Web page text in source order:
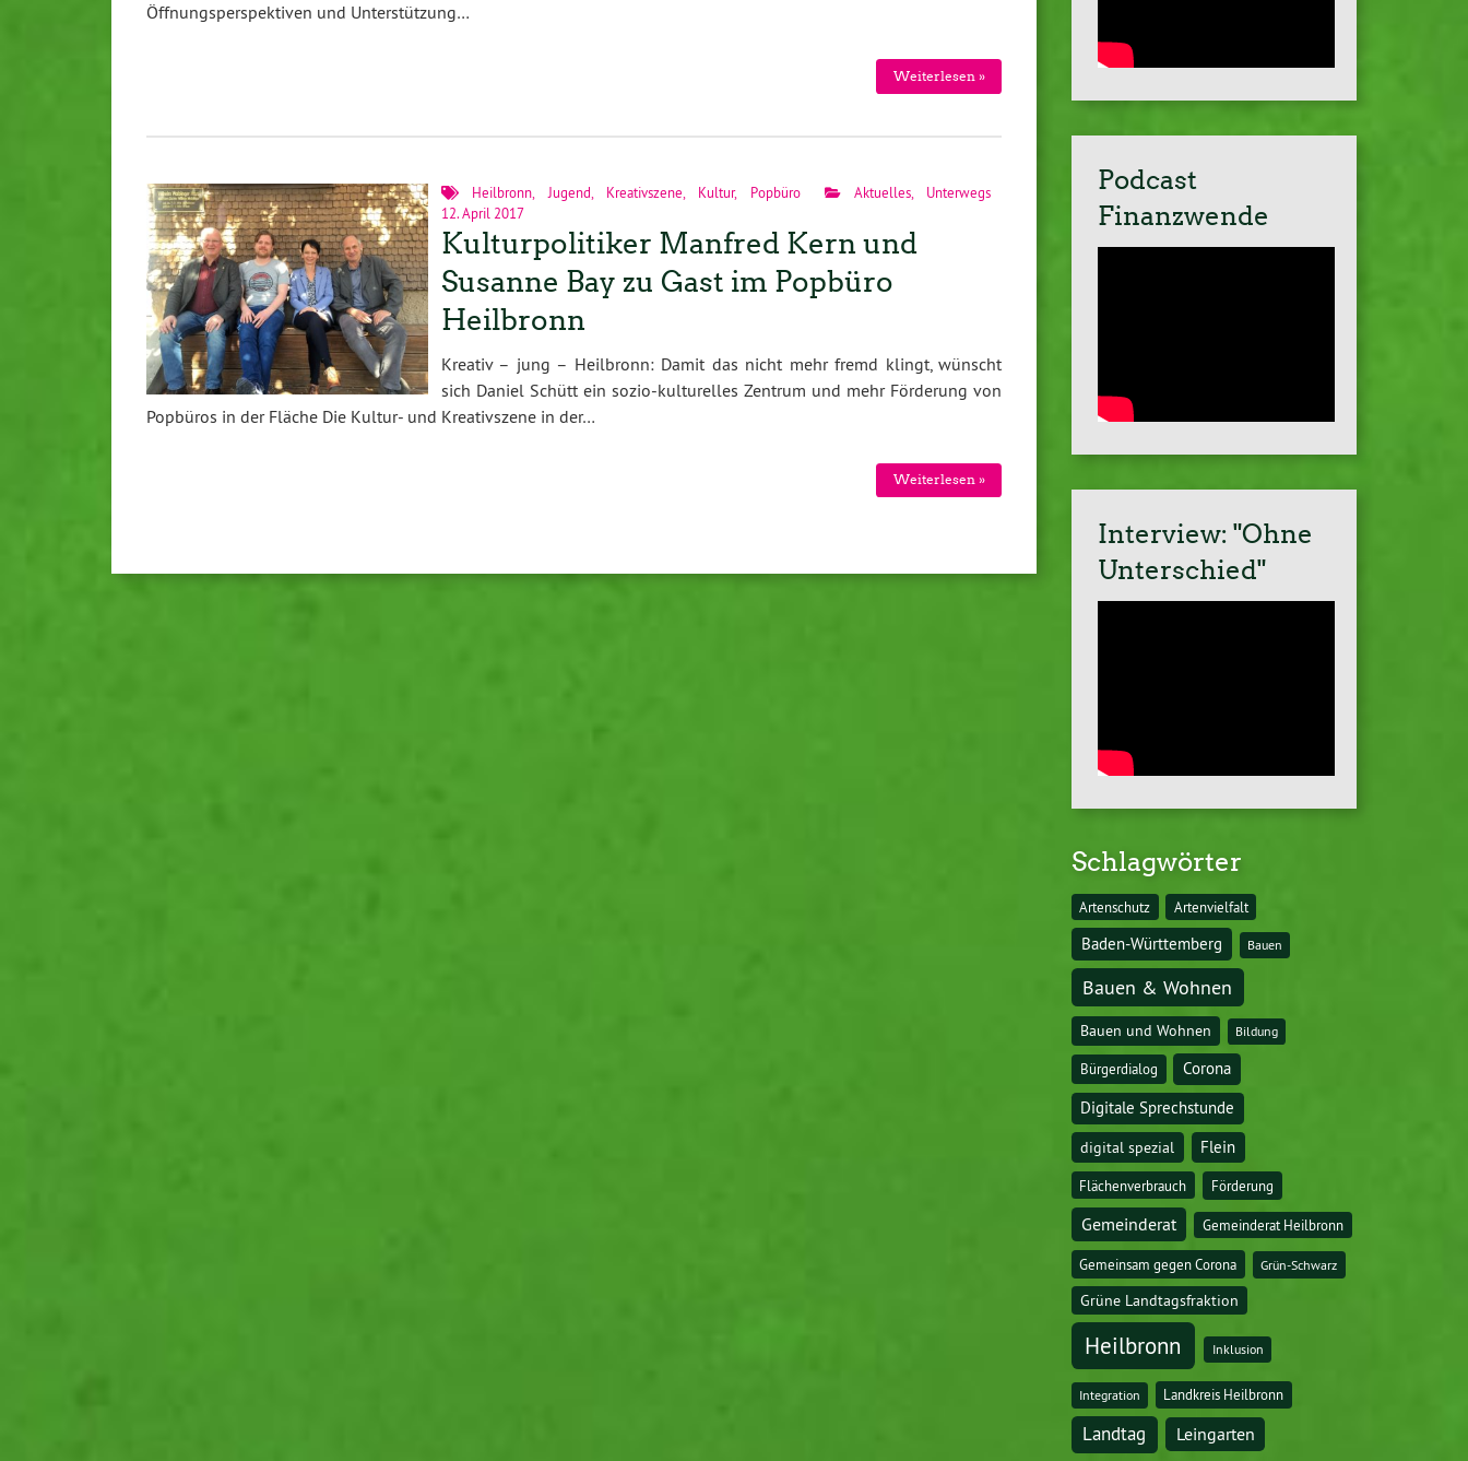
Öffnungsperspektiven und Unterstützung…
Weiterlesen »
Heilbronn Jugend Kreativszene Kultur, Popbüro Aktuelles, Unterwegs
12. April 2017
Kulturpolitiker Manfred Kern und
Susanne Bay zu Gast im Popbüro
Heilbronn
Kreativ – jung – Heilbronn: Damit das nicht mehr fremd klingt, wünscht
sich Daniel Schütt ein sozio-kulturelles Zentrum und mehr Förderung von
Popbüros in der Fläche Die Kultur- und Kreativszene in der…
Weiterlesen »
Podcast
Finanzwende
Interview: "Ohne
Unterschied"
Schlagwörter
Artenschutz Artenvielfalt
Baden-Württemberg Bauen
Bauen & Wohnen
Bauen und Wohnen Bildung
Bürgerdialog Corona
Digitale Sprechstunde
digital spezial
Flein
Flächenverbrauch Förderung
Gemeinderat Gemeinderat Heilbronn
Gemeinsam gegen Corona Grün-Schwarz
Grüne Landtagsfraktion
Heilbronn Inklusion
Integration Landkreis Heilbronn
Landtag Leingarten